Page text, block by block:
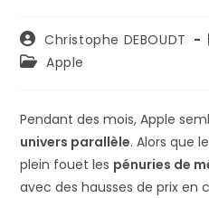
Auteur/autrice
de
la
Christophe DEBOUDT
PostApple
Pendant des mois, Apple
univers parallèle. Alors que
plein fouet les pénuries de
avec des hausses de prix en